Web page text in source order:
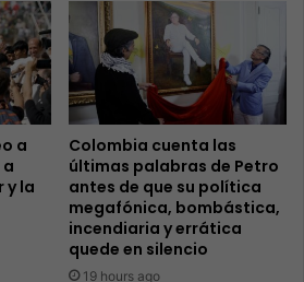
a
y la
Colombia cuenta las
últimas palabras de Petro
antes de que su política
megafónica, bombástica,
incendiaria y errática
quede en silencio
19 hours ago